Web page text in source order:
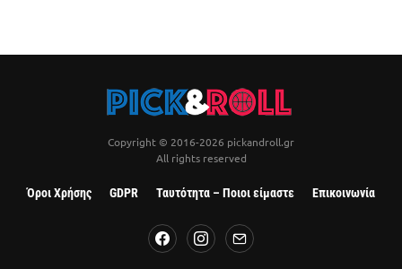
Copyright © 2016-2026 pickandroll.gr
All rights reserved
Όροι Χρήσης GDPR Ταυτότητα – Ποιοι είμαστε Επικοινωνία